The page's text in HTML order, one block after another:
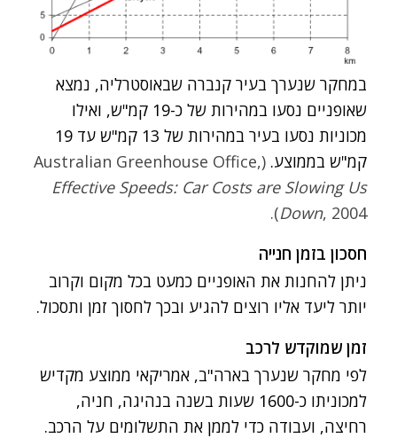
במחקר שנערך בעיר קנברה שבאוסטרליה, נמצא
שאופניים נסעו במהירות של כ-19 קמ"ש, ואילו
מכוניות נסעו בעיר במהירות של 13 קמ"ש עד 19
קמ"ש בממוצע. (Australian Greenhouse Office,
Effective Speeds: Car Costs are Slowing Us
Down, 2004).
חסכון בזמן חנייה
ניתן להחנות את האופניים כמעט בכל מקום וקרוב
יותר ליעד אליו רוצים להגיע ובכך לחסוך זמן ותסכול.
זמן שמוקדש לרכב
לפי מחקר שנערך בארה"ב, אמריקאי ממוצע מקדיש
למכוניתו כ-1600 שעות בשנה בנהיגה, חניה,
רחיצה, ועבודה כדי לממן את התשלומים על הרכב.